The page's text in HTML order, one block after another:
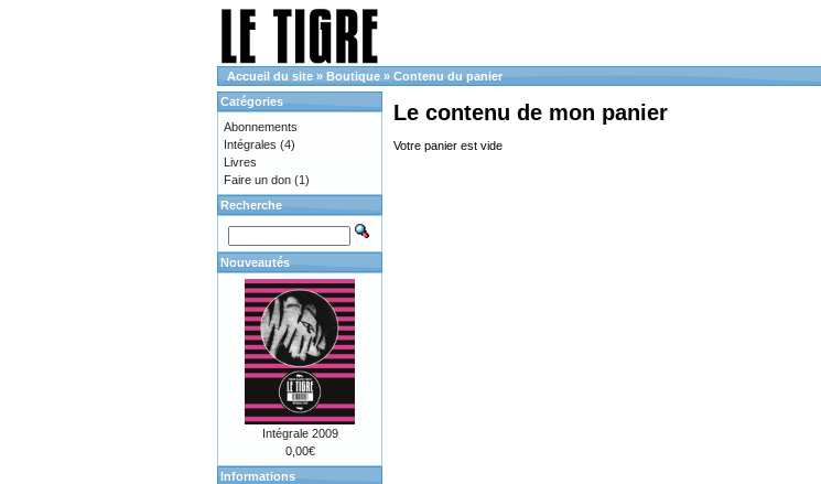
Accueil du site » Boutique » Contenu du panier
Le contenu de mon panier
Votre panier est vide
Catégories
Abonnements
Intégrales (4)
Livres
Faire un don (1)
Recherche
Nouveautés
Intégrale 2009
0,00€
Informations